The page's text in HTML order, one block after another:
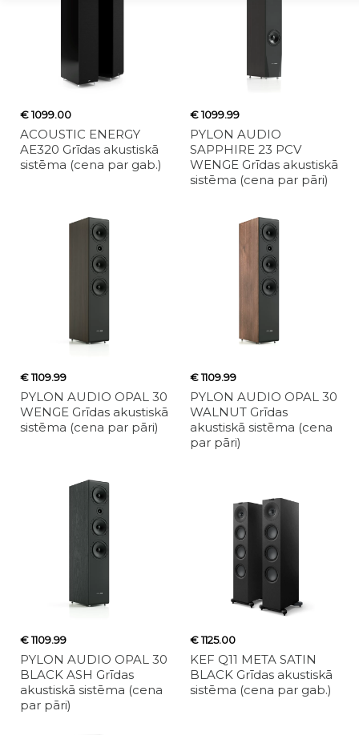
€ 1099.00
ACOUSTIC ENERGY
AE320 Grīdas akustiskā
sistēma (cena par gab.)
€ 1099.99
PYLON AUDIO
SAPPHIRE 23 PCV
WENGE Grīdas akustiskā
sistēma (cena par pāri)
€ 1109.99
PYLON AUDIO OPAL 30
WENGE Grīdas akustiskā
sistēma (cena par pāri)
€ 1109.99
PYLON AUDIO OPAL 30
WALNUT Grīdas
akustiskā sistēma (cena
par pāri)
€ 1109.99
PYLON AUDIO OPAL 30
BLACK ASH Grīdas
akustiskā sistēma (cena
par pāri)
€ 1125.00
KEF Q11 META SATIN
BLACK Grīdas akustiskā
sistēma (cena par gab.)